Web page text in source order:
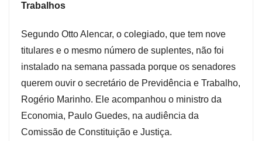
Trabalhos
Segundo Otto Alencar, o colegiado, que tem nove
titulares e o mesmo número de suplentes, não foi
instalado na semana passada porque os senadores
querem ouvir o secretário de Previdência e Trabalho,
Rogério Marinho. Ele acompanhou o ministro da
Economia, Paulo Guedes, na audiência da
Comissão de Constituição e Justiça.